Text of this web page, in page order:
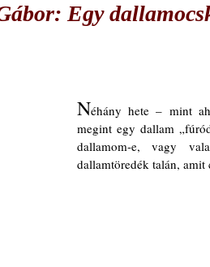
Egy
Néhány hete – mint
megint egy dallam
dallamom-e, vagy
dallamtöredék talán,